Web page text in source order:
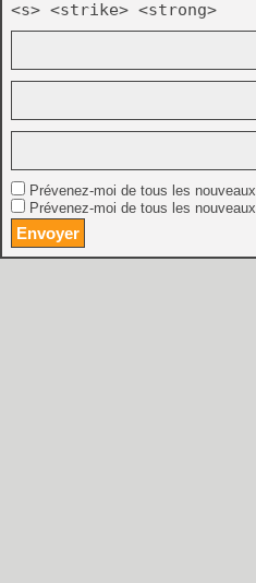
<s> <strike> <strong>
Prévenez-moi de tous les
Prévenez-moi de tous les